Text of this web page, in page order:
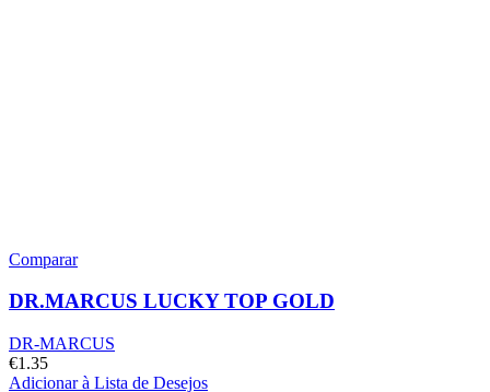
Comparar
DR.MARCUS LUCKY TOP GOLD
DR-MARCUS
€1.35
Adicionar à Lista de Desejos